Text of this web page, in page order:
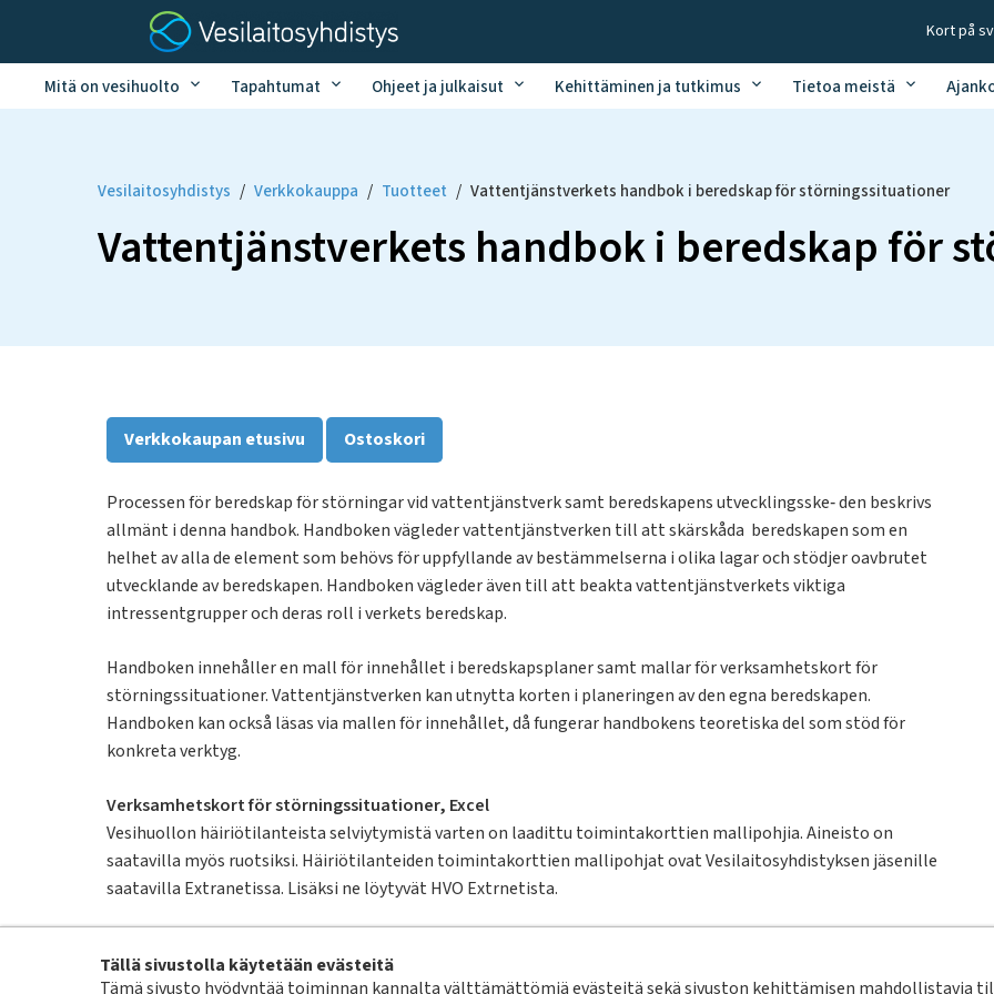
Tällä sivustolla käytetään evästeitä
Tämä sivusto hyödyntää toiminnan kannalta välttämättömiä evästeitä sekä sivuston kehittämisen mahdollistavia
Kort på
Mitä on vesihuolto Tapahtumat Ohjeet ja julkaisut Kehittäminen ja tutkimus Tietoa meistä
Vesilaitosyhdistys / Verkkokauppa / Tuotteet / Vattentjänstverkets handbok i beredskap för störningssituationer
Vattentjänstverkets handbok i beredskap för
Verkkokaupan etusivu Ostoskori
Processen för beredskap för störningar vid vattentjänstverk samt beredskapens utvecklingsske‐ den beskrivs
allmänt i denna handbok. Handboken vägleder vattentjänstverken till att skärskåda beredskapen som en
helhet av alla de element som behövs för uppfyllande av bestämmelserna i olika lagar och stödjer oavbrutet
utvecklande av beredskapen. Handboken vägleder även till att beakta vattentjänstverkets viktiga
intressentgrupper och deras roll i verkets beredskap.
Handboken innehåller en mall för innehållet i beredskapsplaner samt mallar för verksamhetskort för
störningssituationer. Vattentjänstverken kan utnytta korten i planeringen av den egna beredskapen.
Handboken kan också läsas via mallen för innehållet, då fungerar handbokens teoretiska del som stöd för
konkreta verktyg.
Verksamhetskort för störningssituationer, Excel
Vesihuollon häiriötilanteista selviytymistä varten on laadittu toimintakorttien mallipohjia. Aineisto on
saatavilla myös ruotsiksi. Häiriötilanteiden toimintakorttien mallipohjat ovat Vesilaitosyhdistyksen jäsenille
saatavilla Extranetissa. Lisäksi ne löytyvät HVO Extrnetista.
ohje:https://www.vesilaitosyhdistys.fi/ajankohtaista/uutiset/vesilaitosyhdistyksen-jasensivujen-extranet-